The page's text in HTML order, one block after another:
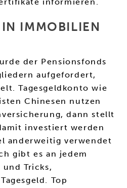
IMMOBILIEN
der Pensionsfonds
aufgefordert,
Tagesgeldkonto wie
Chinesen nutzen
dann stellt
investiert werden
anderweitig verwendet
gibt es an jedem
Tricks,
Top